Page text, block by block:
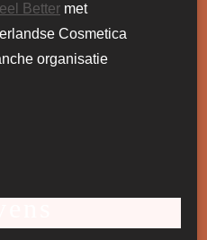
Better met
Cosmetica
organisatie